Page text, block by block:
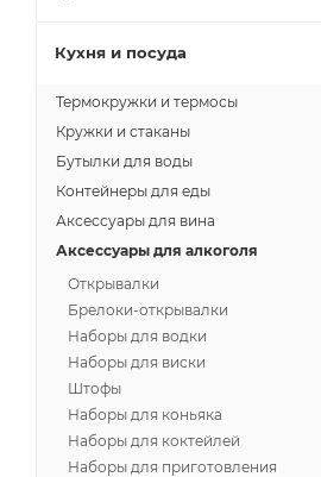
Кухня и посуда
Термокружки и термосы
Кружки и стаканы
Бутылки для воды
Контейнеры для еды
Аксессуары для вина
Аксессуары для алкоголя
Открывалки
Брелоки-открывалки
Наборы для водки
Наборы для виски
Штофы
Наборы для коньяка
Наборы для коктейлей
Наборы для приготовления